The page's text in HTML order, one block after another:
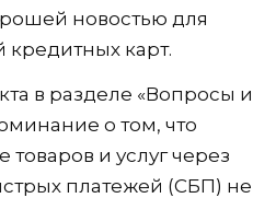
новостью для
карт.
в разделе «Вопросы и
о том, что
и услуг через
платежей (СБП) не